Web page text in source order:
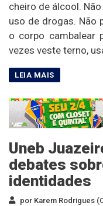
cheiro de álcool.
uso de drogas. Não
o corpo cambalear
vezes veste terno,
Uneb
debates
identidades
por Karem Rodrigues